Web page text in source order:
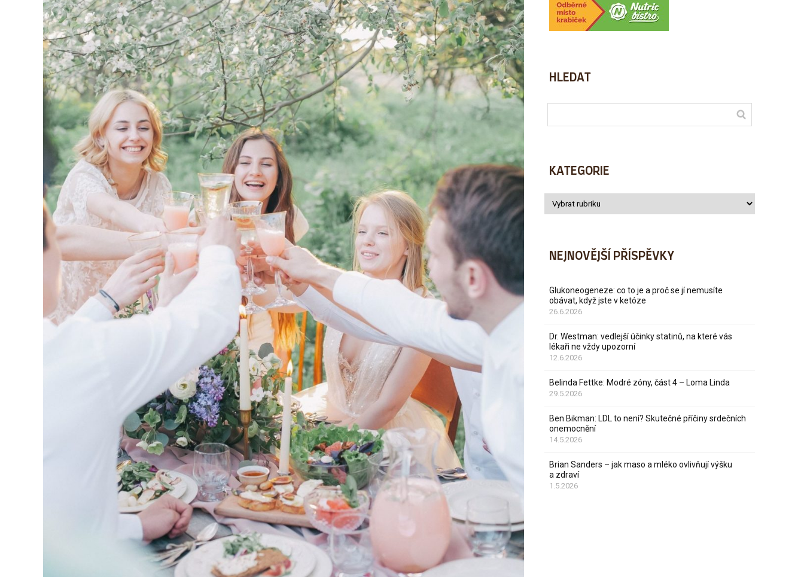
HLEDAT
KATEGORIE
NEJNOVĚJŠÍ PŘÍSPĚVKY
Glukoneogeneze: co to je a proč se jí nemusíte
obávat, když jste v ketóze
26.6.2026
Dr. Westman: vedlejší účinky statinů, na které vás
lékaři ne vždy upozorní
12.6.2026
Belinda Fettke: Modré zóny, část 4 – Loma Linda
29.5.2026
Ben Bikman: LDL to není? Skutečné příčiny srdečních
onemocnění
14.5.2026
Brian Sanders – jak maso a mléko ovlivňují výšku
a zdraví
1.5.2026